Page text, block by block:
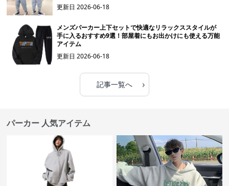
更新日2026-06-18
メンズパーカー上下セットで快適なリラックススタイルが
手に入るおすすめ9選！部屋着にもお出かけにも使える万能
アイテム
更新日2026-06-18
記事一覧へ ›
パーカー 人気アイテム